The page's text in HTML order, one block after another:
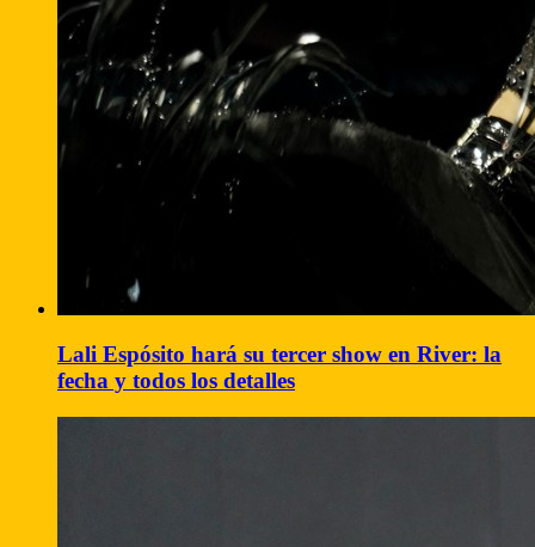
Lali Espósito hará su tercer show en River: la
fecha y todos los detalles